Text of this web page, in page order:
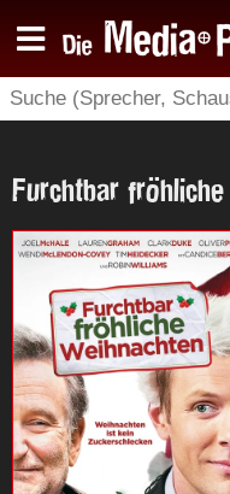
Furchtbar